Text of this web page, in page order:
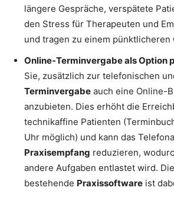
längere Gespräche, verspätete
den Stress für Therapeuten und
und tragen zu einem pünktlicheren
Online-Terminvergabe als Option
Sie, zusätzlich zur telefonischen
Terminvergabe auch eine Online-
anzubieten. Dies erhöht die
technikaffine Patienten
Uhr möglich) und kann das
Praxisempfang reduzieren,
andere Aufgaben entlastet wird.
bestehende Praxissoftware ist